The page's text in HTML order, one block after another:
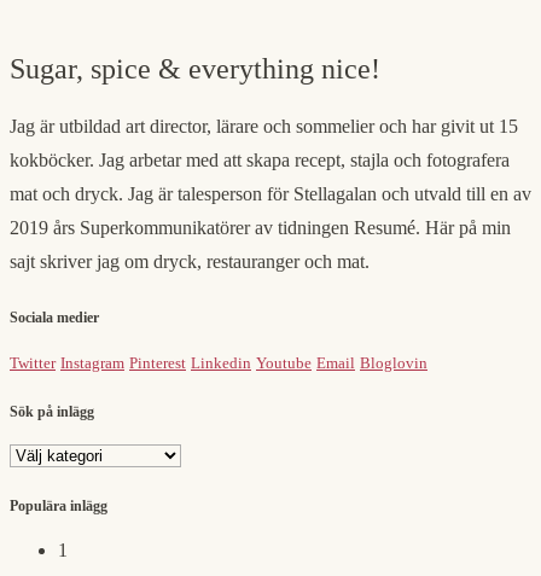
Sugar, spice & everything nice!
Jag är utbildad art director, lärare och sommelier och har givit ut 15
kokböcker. Jag arbetar med att skapa recept, stajla och fotografera
mat och dryck. Jag är talesperson för Stellagalan och utvald till en av
2019 års Superkommunikatörer av tidningen Resumé. Här på min
sajt skriver jag om dryck, restauranger och mat.
Sociala medier
Twitter Instagram Pinterest Linkedin Youtube Email Bloglovin
Sök på inlägg
Sök
inlägg
Populära inlägg
1